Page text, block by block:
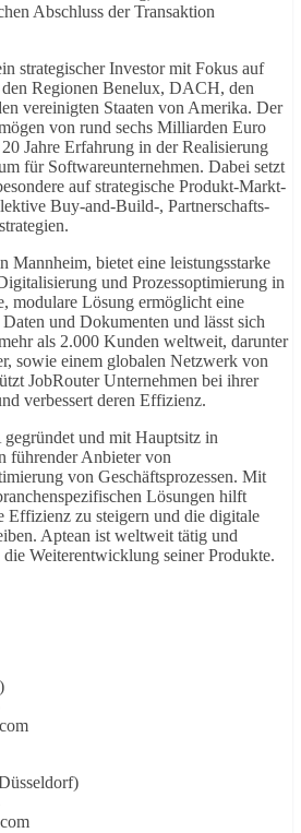
Abschluss der Transaktion
strategischer Investor mit Fokus auf
Regionen Benelux, DACH, den
vereinigten Staaten von Amerika. Der
von rund sechs Milliarden Euro
Jahre Erfahrung in der Realisierung
für Softwareunternehmen. Dabei setzt
auf strategische Produkt-Markt-
Buy-and-Build-, Partnerschafts-
Mannheim, bietet eine leistungsstarke
und Prozessoptimierung in
modulare Lösung ermöglicht eine
und Dokumenten und lässt sich
als 2.000 Kunden weltweit, darunter
sowie einem globalen Netzwerk von
JobRouter Unternehmen bei ihrer
verbessert deren Effizienz.
und mit Hauptsitz in
führender Anbieter von
von Geschäftsprozessen. Mit
Lösungen hilft
Effizienz zu steigern und die digitale
Aptean ist weltweit tätig und
Weiterentwicklung seiner Produkte.